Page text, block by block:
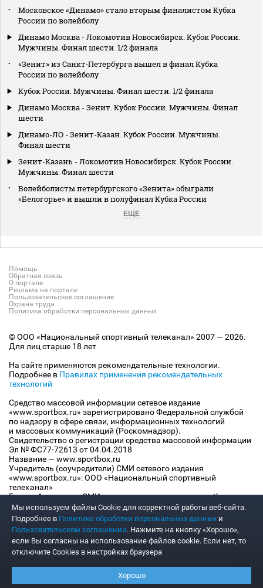
Московское «Динамо» стало вторым финалистом Кубка
России по волейболу
Динамо Москва - Локомотив Новосибирск. Кубок России.
Мужчины. Финал шести. 1/2 финала
«Зенит» из Санкт‑Петербурга вышел в финал Кубка
России по волейболу
Кубок России. Мужчины. Финал шести. 1/2 финала
Динамо Москва - Зенит. Кубок России. Мужчины. Финал
шести
Динамо-ЛО - Зенит-Казан. Кубок России. Мужчины.
Финал шести
Зенит-Казань - Локомотив Новосибирск. Кубок России.
Мужчины. Финал шести
Волейболисты петербургского «Зенита» обыграли
«Белогорье» и вышли в полуфинал Кубка России
ЕЩЕ
Помощь
Обратная связь
О портале
Реклама на портале
Пользовательское соглашение
Охрана труда
Политика обработки персональных данных
© ООО «Национальный спортивный телеканал» 2007 — 2026.
Для лиц старше 18 лет
На сайте применяются рекомендательные технологии.
Подробнее в Правилах применения рекомендательных
технологий
Средство массовой информации сетевое издание
«www.sportbox.ru» зарегистрировано Федеральной службой
по надзору в сфере связи, информационных технологий
и массовых коммуникаций (Роскомнадзор).
Свидетельство о регистрации средства массовой информации
Эл № ФС77-72613 от 04.04.2018
Название — www.sportbox.ru
Учредитель (соучредители) СМИ сетевого издания
«www.sportbox.ru»: ООО «Национальный спортивный
телеканал»
Главный редактор СМИ сетевого издания «www.sportbox.ru»:
Конов В.А.
Номер телефона редакции СМИ сетевого издания
«www.sportbox.ru»: +7 (495) 653 8419
Адрес электронной почты редакции СМИ сетевого издания
«www.sportbox.ru»: editor@sportbox.ru
Мы используем файлы Сookie для корректной работы веб-сайта.
Подробнее в Политике обработки персональных данных и
Пользовательском соглашении. Нажмите на кнопку «Хорошо»,
если Вы согласны на использование файлов cookie. Если нет, то
отключите Cookies в настройках браузера
Хорошо